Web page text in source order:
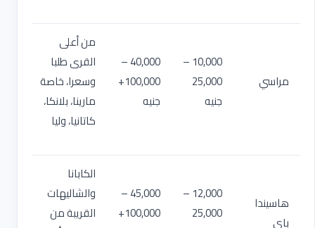
مراسي
10,000 –
25,000
جنيه
40,000 –
100,000+
جنيه
من أعلى
القرى طلبا
وسعرا، خاصة
مارينا، بلانكا،
كاتانيا، وليا
هاسيندا
باي
12,000 –
25,000
45,000 –
100,000+
الكابانا
والشاليهات
القريبة من